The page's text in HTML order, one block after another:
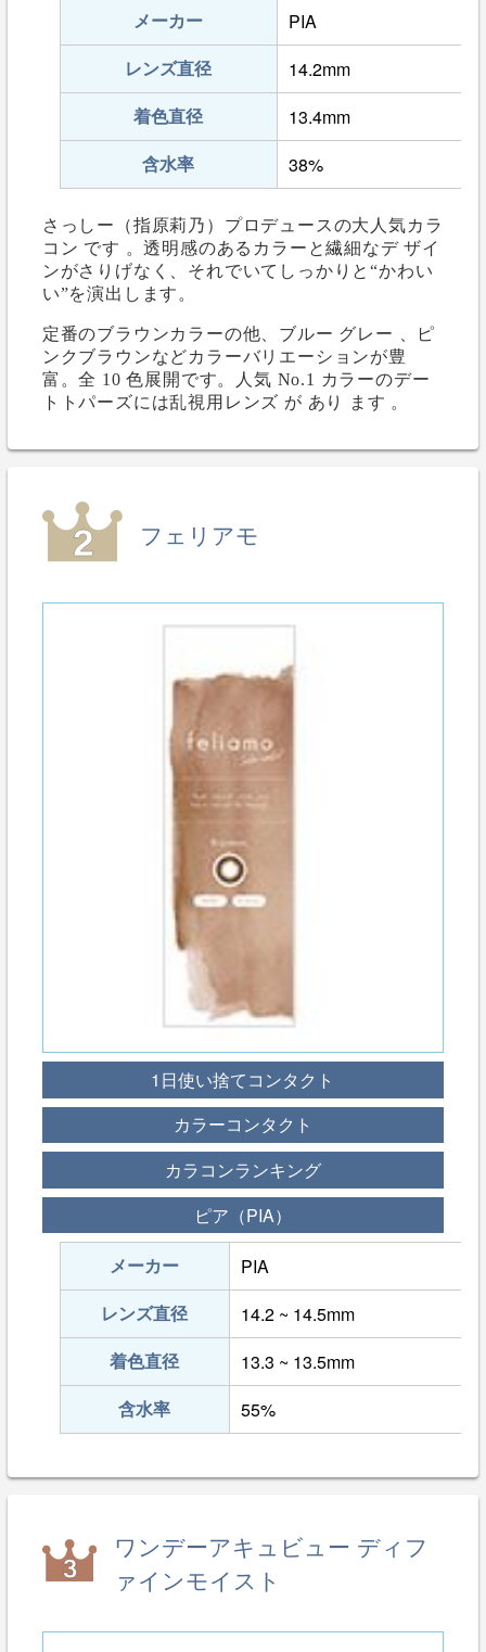
メーカー
PIA
レンズ直径
14.2mm
着色直径
13.4mm
含水率
38%
さっしー（指原莉乃）プロデュースの大人気カラ
コン です 。透明感のあるカラーと繊細なデ ザイ
ンがさりげなく、それでいてしっかりと“かわい
い”を演出します。
定番のブラウンカラーの他、ブルー グレー 、ピ
ンクブラウンなどカラーバリエーションが豊
富。全 10 色展開です。人気 No.1 カラーのデー
トトパーズには乱視用レンズ が あり ます 。
フェリアモ
1日使い捨てコンタクト
カラーコンタクト
カラコンランキング
ピア（PIA）
メーカー
PIA
レンズ直径
14.2 ~ 14.5mm
着色直径
13.3 ~ 13.5mm
含水率
55%
ワンデーアキュビュー ディフ
ァインモイスト